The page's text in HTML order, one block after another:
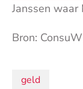
Janssen waar
Bron:‌
geld